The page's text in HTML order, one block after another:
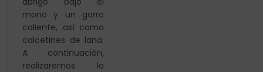
mono y un gorro
caliente, así como
calcetines de lana.
A continuación,
realizaremos la